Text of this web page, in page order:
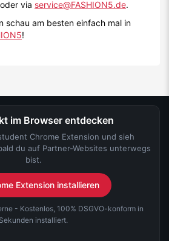
via service@FASHION5.de.
schau am besten einfach mal in
!
im Browser entdecken
Chrome Extension und sieh
du auf Partner-Websites unterwegs
bist.
Extension installieren
- Kostenlos, 100% DSGVO-konform in
Sekunden installiert.